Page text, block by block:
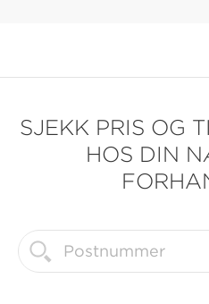
SJEKK PRIS OG
HOS DIN